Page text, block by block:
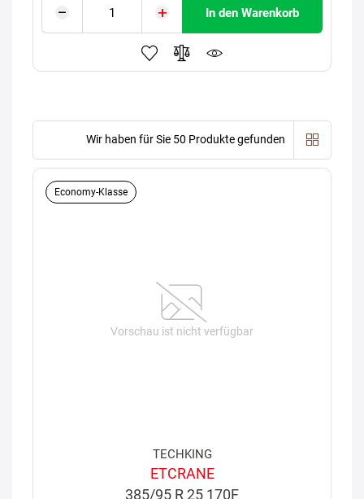
In den Warenkorb
Wir haben für Sie 50 Produkte gefunden
Vorschau ist nicht verfügbar
Economy-Klasse
TECHKING
ETCRANE
385/95 R 25 170F